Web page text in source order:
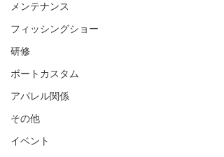
メンテナンス
フィッシングショー
研修
ボートカスタム
アパレル関係
その他
イベント